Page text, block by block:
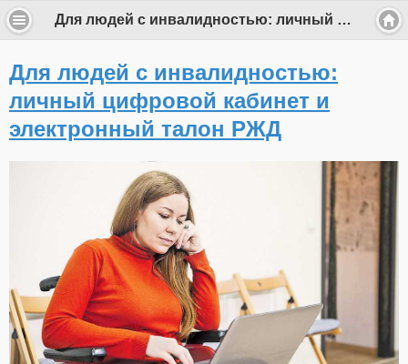
Для людей с инвалидностью: личный цифровой кабинет и электронный талон РЖД
Для людей с инвалидностью:
личный цифровой кабинет и
электронный талон РЖД